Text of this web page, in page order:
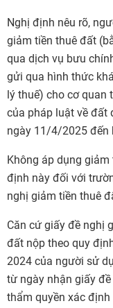
Nghị định nêu rõ,
giảm tiền thuê đất
qua dịch vụ bưu
gửi qua hình thức
lý thuế) cho cơ quan
của pháp luật về đất
ngày 11/4/2025 đến
Không áp dụng
định này đối với
nghị giảm tiền thuê
Căn cứ giấy đề nghị
đất nộp theo quy
2024 của người sử
từ ngày nhận giấy
thẩm quyền xác